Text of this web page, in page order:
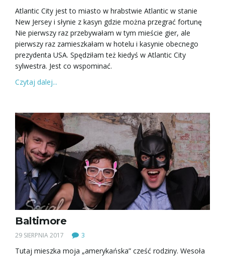
c
Atlantic City jest to miasto w hrabstwie Atlantic w stanie
New Jersey i słynie z kasyn gdzie można przegrać fortunę
Nie pierwszy raz przebywałam w tym mieście gier, ale
pierwszy raz zamieszkałam w hotelu i kasynie obecnego
prezydenta USA. Spędziłam też kiedyś w Atlantic City
sylwestra. Jest co wspominać.
Czytaj dalej...
Baltimore
29 SIERPNIA 2017 3
Tutaj mieszka moja „amerykańska” cześć rodziny. Wesoła